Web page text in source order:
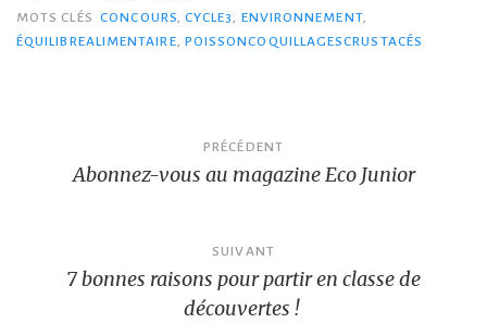
MOTS CLÉS CONCOURS, CYCLE3, ENVIRONNEMENT,
ÉQUILIBREALIMENTAIRE, POISSONCOQUILLAGESCRUSTACÉS
PRÉCÉDENT
Abonnez-vous au magazine Eco Junior
SUIVANT
7 bonnes raisons pour partir en classe de
découvertes !